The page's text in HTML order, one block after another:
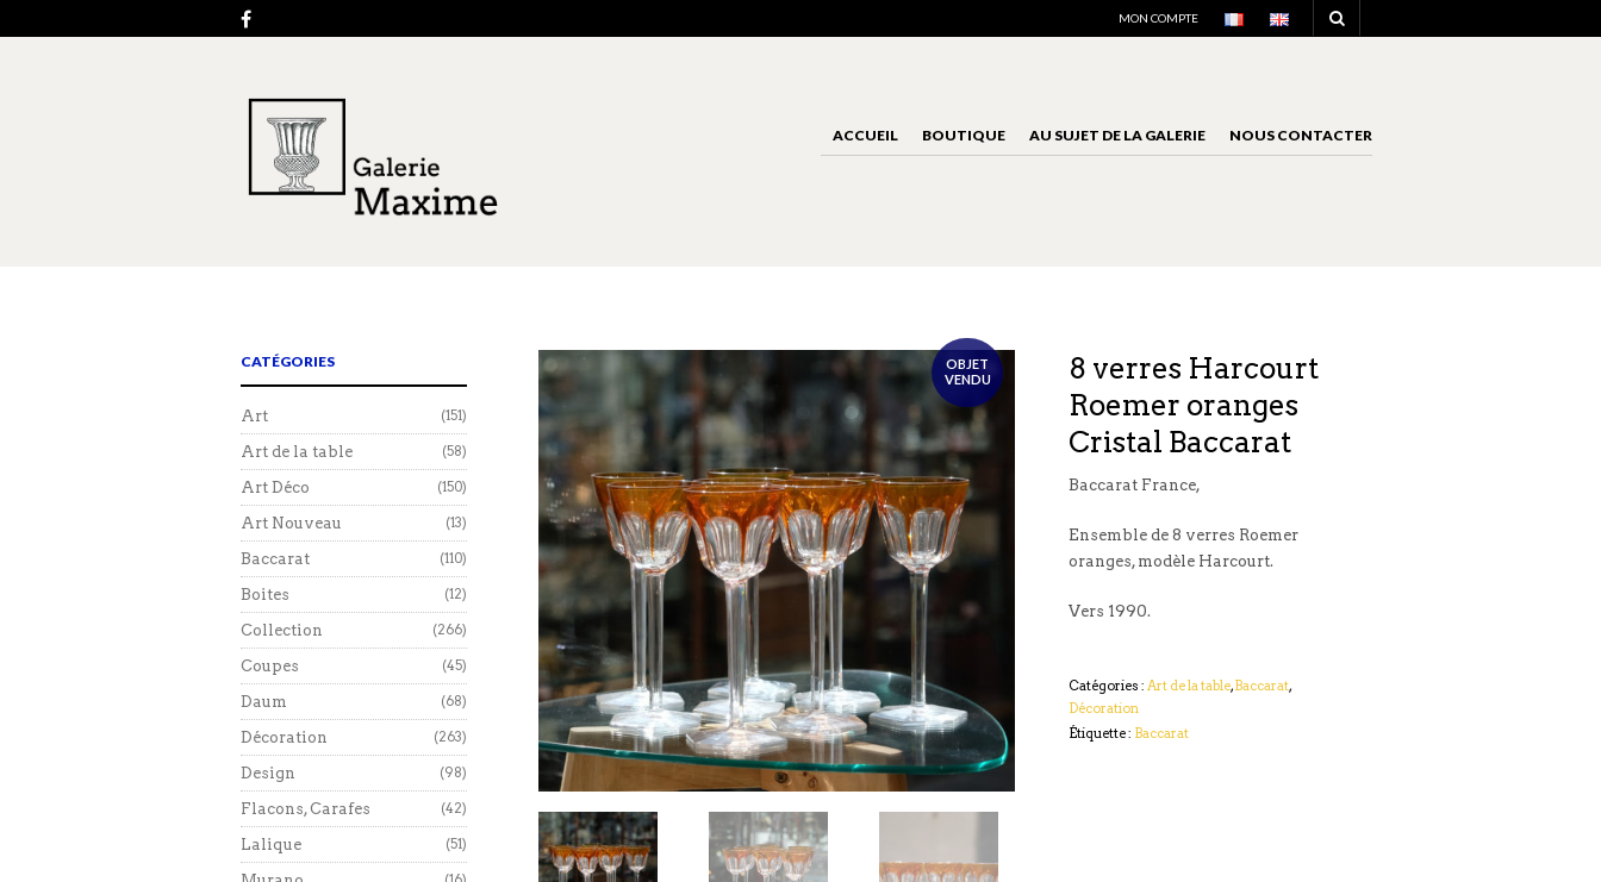
MON COMPTE
ACCUEIL BOUTIQUE AU SUJET DE LA GALERIE NOUS CONTACTER
OBJET
VENDU
8 verres Harcourt
Roemer oranges
Cristal Baccarat
Baccarat France,
Ensemble de 8 verres Roemer
oranges, modèle Harcourt.
Vers 1990.
Catégories : Art de la table,Baccarat,
Décoration
Étiquette : Baccarat
CATÉGORIES
Art (151)
Art de la table (58)
Art Déco (150)
Art Nouveau (13)
Baccarat (110)
Boites (12)
Collection (266)
Coupes (45)
Daum (68)
Décoration (263)
Design (98)
Flacons, Carafes (42)
Lalique (51)